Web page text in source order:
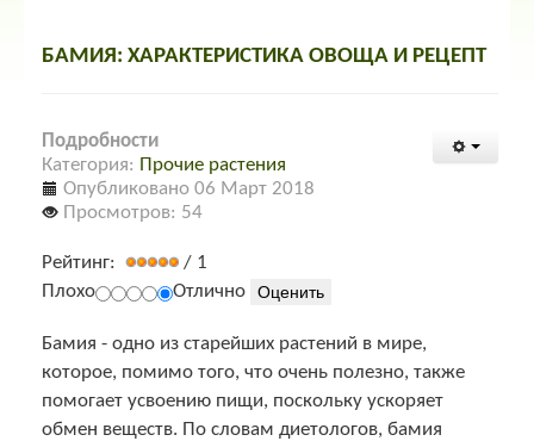
БАМИЯ: ХАРАКТЕРИСТИКА ОВОЩА И РЕЦЕПТ
Подробности
Категория: Прочие растения
Опубликовано 06 Март 2018
Просмотров: 54
Рейтинг:
/ 1
Плохо
Отлично
Бамия - одно из старейших растений в мире,
которое, помимо того, что очень полезно, также
помогает усвоению пищи, поскольку ускоряет
обмен веществ. По словам диетологов, бамия